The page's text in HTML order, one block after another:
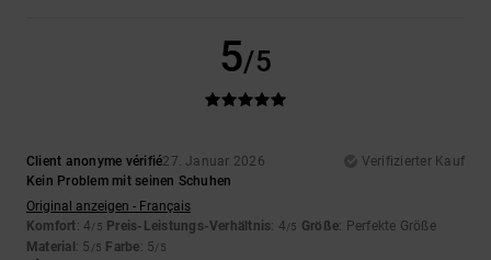
5/5
Client anonyme vérifié27. Januar 2026
Verifizierter Kauf
Kein Problem mit seinen Schuhen
Original anzeigen - Français
Komfort: 4/5 Preis-Leistungs-Verhältnis: 4/5 Größe: Perfekte Größe
Material : 5 /5 Farbe: 5/5